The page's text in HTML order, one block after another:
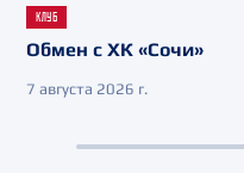
КЛУБ
Обмен с ХК «Сочи»
7 августа 2026 г.